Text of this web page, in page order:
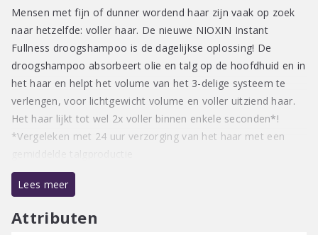
Mensen met fijn of dunner wordend haar zijn vaak op zoek
naar hetzelfde: voller haar. De nieuwe NIOXIN Instant
Fullness droogshampoo is de dagelijkse oplossing! De
droogshampoo absorbeert olie en talg op de hoofdhuid en in
het haar en helpt het volume van het 3-delige systeem te
verlengen, voor lichtgewicht volume en voller uitziend haar.
Het haar lijkt tot wel 2x voller binnen enkele seconden*!
*Vergeleken met 24 uur verzorging van het haar met een
Ontdek het product in twee handige formaten: geschikt voor
onderweg en thuisgebruik.
Kenmerken & Voordelen
Lees meer
Attributen